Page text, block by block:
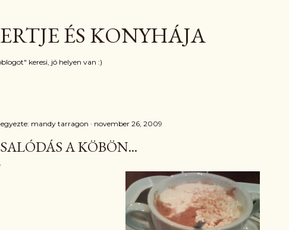
ÉS KONYHÁJA
keresi, jó helyen van :)
mandy tarragon november 26, 2009
A KÖBÖN...